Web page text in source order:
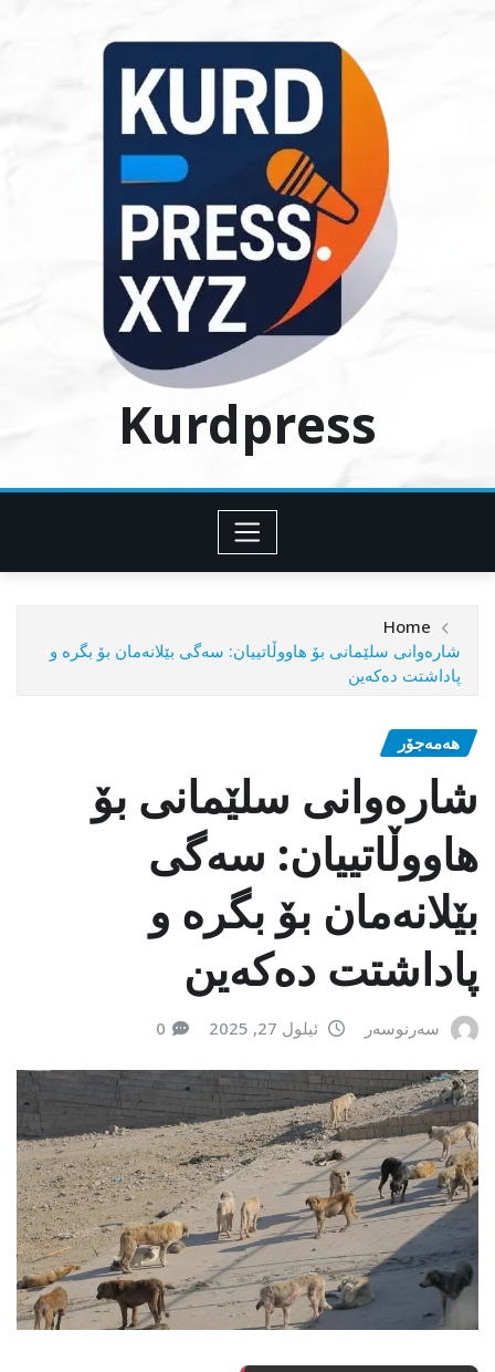
Kurdpress
Home
شارەوانی سلێمانی بۆ هاووڵاتییان: سەگی بێلانەمان بۆ بگرە و
پاداشتت دەکەین
هەمەجۆر
شارەوانی سلێمانی بۆ
هاووڵاتییان: سەگی
بێلانەمان بۆ بگرە و
پاداشتت دەکەین
سەرنوسەر ئیلول 27, 2025 0